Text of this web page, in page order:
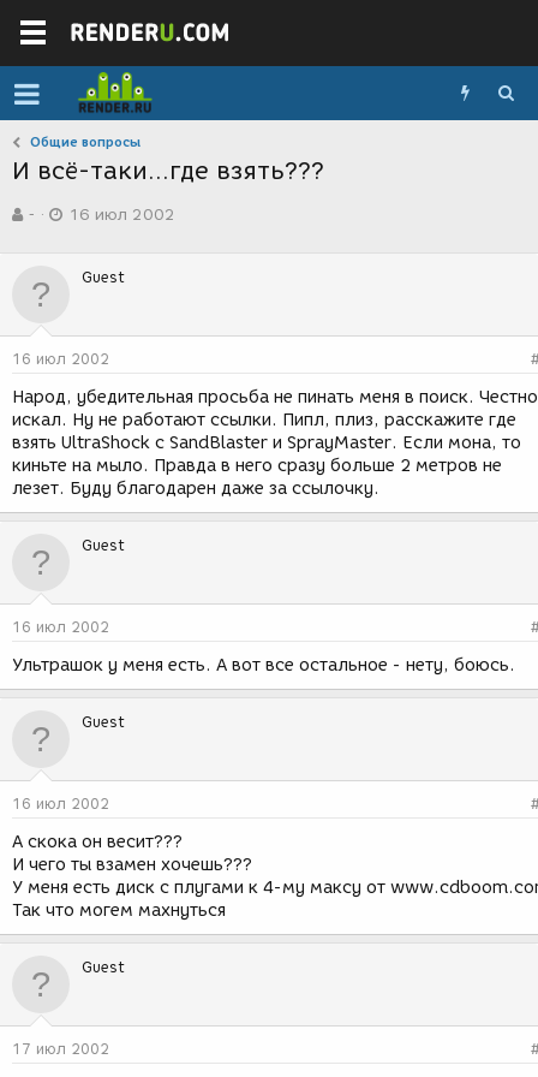
Общие вопросы
И всё-таки...где взять???
в
р
м
-
а
д
и
я
16 июл 2002
Guest
16 июл 2002
Народ, убедительная просьба не пинать меня в поиск. Честно
искал. Ну не работают ссылки. Пипл, плиз, расскажите где
взять UltraShock с SandBlaster и SprayMaster. Если мона, то
киньте на мыло. Правда в него сразу больше 2 метров не
лезет. Буду благодарен даже за ссылочку.
Guest
16 июл 2002
Ультрашок у меня есть. А вот все остальное - нету, боюсь.
Guest
16 июл 2002
А скока он весит???
И чего ты взамен хочешь???
У меня есть диск с плугами к 4-му максу от
Так что могем махнуться
Guest
17 июл 2002